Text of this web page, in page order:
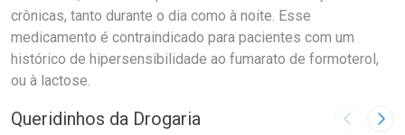
crônicas, tanto durante o dia como à noite. Esse
medicamento é contraindicado para pacientes com um
histórico de hipersensibilidade ao fumarato de formoterol,
ou à lactose.
Queridinhos da Drogaria Imagem